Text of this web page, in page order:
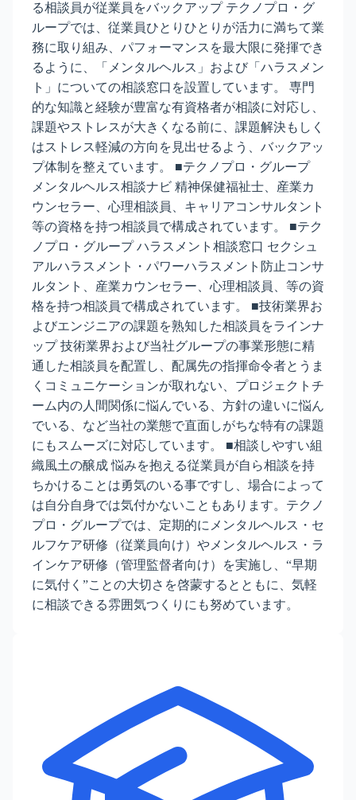
る相談員が従業員をバックアップ テクノプロ・グ
ループでは、従業員ひとりひとりが活力に満ちて業
務に取り組み、パフォーマンスを最大限に発揮でき
るように、「メンタルヘルス」および「ハラスメン
ト」についての相談窓口を設置しています。 専門
的な知識と経験が豊富な有資格者が相談に対応し、
課題やストレスが大きくなる前に、課題解決もしく
はストレス軽減の方向を見出せるよう、バックアッ
プ体制を整えています。 ■テクノプロ・グループ
メンタルヘルス相談ナビ 精神保健福祉士、産業カ
ウンセラー、心理相談員、キャリアコンサルタント
等の資格を持つ相談員で構成されています。 ■テク
ノプロ・グループ ハラスメント相談窓口 セクシュ
アルハラスメント・パワーハラスメント防止コンサ
ルタント、産業カウンセラー、心理相談員、等の資
格を持つ相談員で構成されています。 ■技術業界お
よびエンジニアの課題を熟知した相談員をラインナ
ップ 技術業界および当社グループの事業形態に精
通した相談員を配置し、配属先の指揮命令者とうま
くコミュニケーションが取れない、プロジェクトチ
ーム内の人間関係に悩んでいる、方針の違いに悩ん
でいる、など当社の業態で直面しがちな特有の課題
にもスムーズに対応しています。 ■相談しやすい組
織風土の醸成 悩みを抱える従業員が自ら相談を持
ちかけることは勇気のいる事ですし、場合によって
は自分自身では気付かないこともあります。テクノ
プロ・グループでは、定期的にメンタルヘルス・セ
ルフケア研修（従業員向け）やメンタルヘルス・ラ
インケア研修（管理監督者向け）を実施し、“早期
に気付く”ことの大切さを啓蒙するとともに、気軽
に相談できる雰囲気つくりにも努めています。